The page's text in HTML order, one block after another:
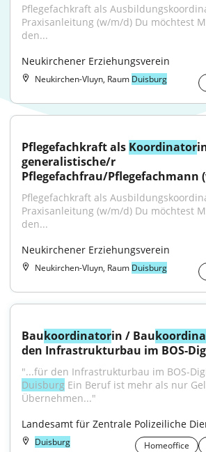
Pflegefachkraft als
Praxisanleitung (w/m/d) Du möchtest
den...
Neukirchener Erziehungsverein
Neukirchen-Vluyn, Raum Duisburg
Pflegefachkraft als Koordinator
generalistische/r
Pflegefachfrau/Pflegefachmann
Pflegefachkraft als
Praxisanleitung (w/m/d) Du möchtest
den...
Neukirchener Erziehungsverein
Neukirchen-Vluyn, Raum Duisburg
Baukoordinatorin / Bau
den Infrastrukturbau im BOS-
Duisburg Ein Beruf ist mehr als nur
Übernehmen..."
Landesamt für Zentrale Polizeiliche
Duisburg Homeoffice